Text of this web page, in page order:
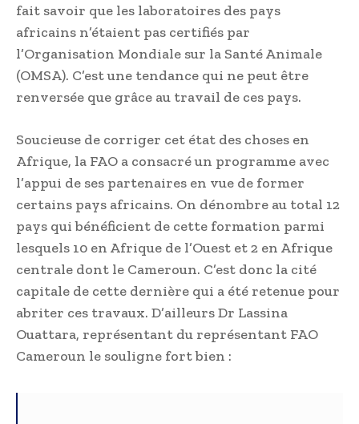
fait savoir que les laboratoires des pays
africains n’étaient pas certifiés par
l’Organisation Mondiale sur la Santé Animale
(OMSA). C’est une tendance qui ne peut être
renversée que grâce au travail de ces pays.
Soucieuse de corriger cet état des choses en
Afrique, la FAO a consacré un programme avec
l’appui de ses partenaires en vue de former
certains pays africains. On dénombre au total 12
pays qui bénéficient de cette formation parmi
lesquels 10 en Afrique de l’Ouest et 2 en Afrique
centrale dont le Cameroun. C’est donc la cité
capitale de cette dernière qui a été retenue pour
abriter ces travaux. D’ailleurs Dr Lassina
Ouattara, représentant du représentant FAO
Cameroun le souligne fort bien :